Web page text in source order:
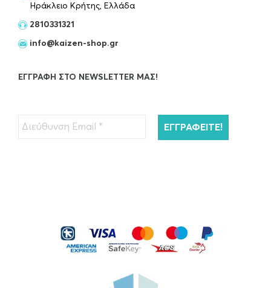
Ηράκλειο Κρήτης, Ελλάδα
2810331321
info@kaizen-shop.gr
ΕΓΓΡΑΦΉ ΣΤΟ NEWSLETTER ΜΑΣ!